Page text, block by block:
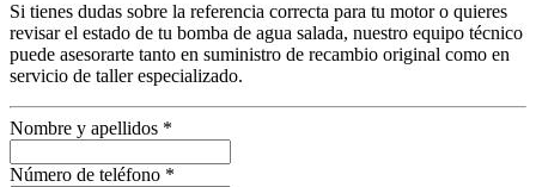
Si tienes dudas sobre la referencia correcta para tu motor o quieres
revisar el estado de tu bomba de agua salada, nuestro equipo técnico
puede asesorarte tanto en suministro de recambio original como en
servicio de taller especializado.
Nombre y apellidos *
Número de teléfono *